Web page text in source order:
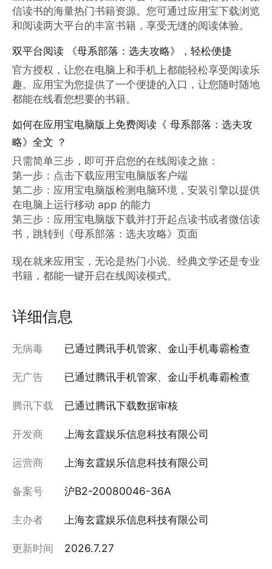
信读书的海量热门书籍资源。您可通过应用宝下载浏览
和阅读两大平台的丰富书籍，享受无缝的阅读体验。
双平台阅读 《母系部落：选夫攻略》，轻松便捷
官方授权，让您在电脑上和手机上都能轻松享受阅读乐
趣。应用宝为您提供了一个便捷的入口，让您随时随地
都能在线看您想要的书籍。
如何在应用宝电脑版上免费阅读《 母系部落：选夫攻
略》全文 ？
只需简单三步，即可开启您的在线阅读之旅：
第一步：点击下载应用宝电脑版客户端
第二步：应用宝电脑版检测电脑环境，安装引擎以提供
在电脑上运行移动 app 的能力
第三步：应用宝电脑版下载并打开起点读书或者微信读
书，跳转到《母系部落：选夫攻略》页面
现在就来应用宝，无论是热门小说、经典文学还是专业
书籍，都能一键开启在线阅读模式。
详细信息
无病毒 已通过腾讯手机管家、金山手机毒霸检查
无广告 已通过腾讯手机管家、金山手机毒霸检查
腾讯下载 已通过腾讯下载数据审核
开发商 上海玄霆娱乐信息科技有限公司
运营商 上海玄霆娱乐信息科技有限公司
备案号 沪B2-20080046-36A
主办者 上海玄霆娱乐信息科技有限公司
更新时间 2026.7.27